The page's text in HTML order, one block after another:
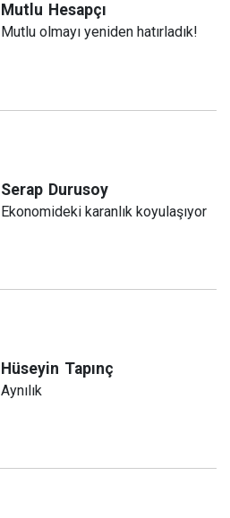
Mutlu Hesapçı
Mutlu olmayı yeniden hatırladık!
Serap Durusoy
Ekonomideki karanlık koyulaşıyor
Hüseyin Tapınç
Aynılık